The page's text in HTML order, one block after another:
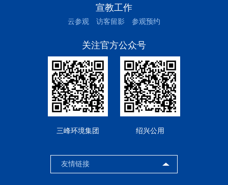
宣教工作
云参观 访客留影 参观预约
关注官方公众号
三峰环境集团 绍兴公用